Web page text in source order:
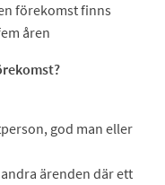
förekomst finns
åren
god man eller
ärenden där ett